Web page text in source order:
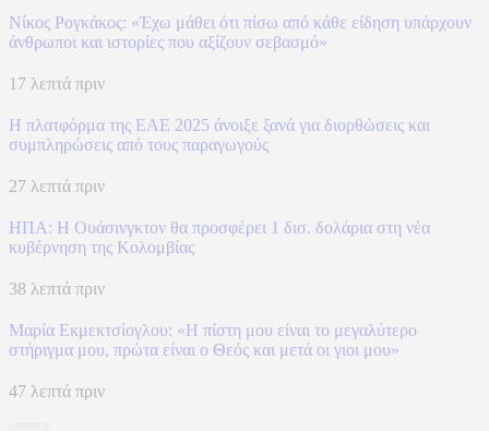
Νίκος Ρογκάκος: «Έχω μάθει ότι πίσω από κάθε είδηση υπάρχουν
άνθρωποι και ιστορίες που αξίζουν σεβασμό»
17 λεπτά πριν
Η πλατφόρμα της ΕΑΕ 2025 άνοιξε ξανά για διορθώσεις και
συμπληρώσεις από τους παραγωγούς
27 λεπτά πριν
ΗΠΑ: H Ουάσινγκτον θα προσφέρει 1 δισ. δολάρια στη νέα
κυβέρνηση της Κολομβίας
38 λεπτά πριν
Μαρία Εκμεκτσίογλου: «Η πίστη μου είναι το μεγαλύτερο
στήριγμα μου, πρώτα είναι ο Θεός και μετά οι γιοι μου»
47 λεπτά πριν